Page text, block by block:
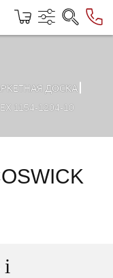
ДОСКА
1154-1204-10
i